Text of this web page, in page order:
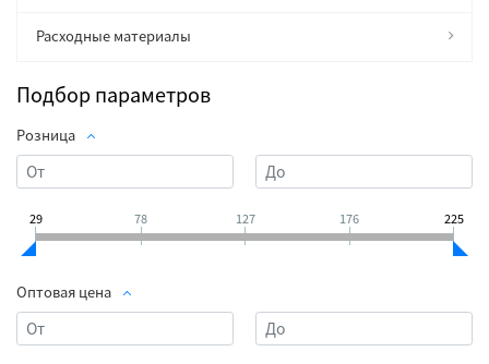
Расходные материалы
Подбор параметров
Розница
29 78 127 176 225
Оптовая цена